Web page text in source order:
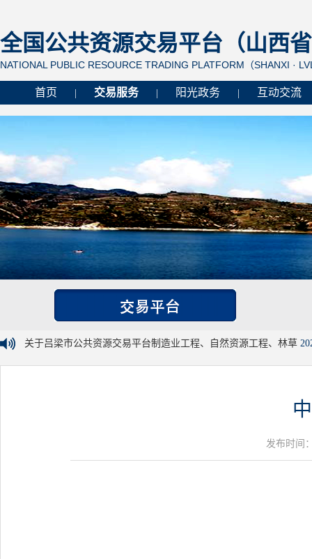
全国公共资源交易平台（山西
NATIONAL PUBLIC RESOURCE TRADING PLATFORM（SHANXI ·
首页 交易服务 阳光政务 互动交流
关于吕梁市公共资源交易平台制造业工程、自然资源工程、林草
发布时间